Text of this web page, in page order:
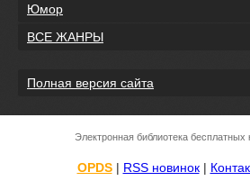
Юмор
ВСЕ ЖАНРЫ
Полная версия сайта
Электронная библиотека бесплатных
OPDS| RSS новинок|